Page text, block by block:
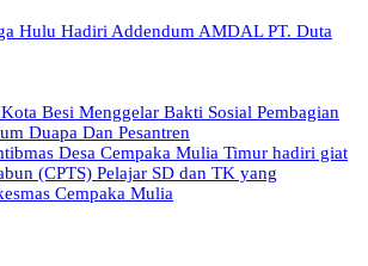
Hulu Hadiri Addendum AMDAL PT. Duta
Besi Menggelar Bakti Sosial Pembagian
Duapa Dan Pesantren
Desa Cempaka Mulia Timur hadiri giat
(CPTS) Pelajar SD dan TK yang
Cempaka Mulia